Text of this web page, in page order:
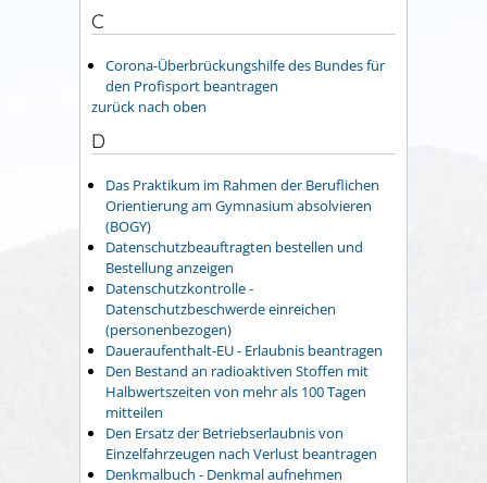
C
Corona-Überbrückungshilfe des Bundes für
den Profisport beantragen
zurück nach oben
D
Das Praktikum im Rahmen der Beruflichen
Orientierung am Gymnasium absolvieren
(BOGY)
Datenschutzbeauftragten bestellen und
Bestellung anzeigen
Datenschutzkontrolle -
Datenschutzbeschwerde einreichen
(personenbezogen)
Daueraufenthalt-EU - Erlaubnis beantragen
Den Bestand an radioaktiven Stoffen mit
Halbwertszeiten von mehr als 100 Tagen
mitteilen
Den Ersatz der Betriebserlaubnis von
Einzelfahrzeugen nach Verlust beantragen
Denkmalbuch - Denkmal aufnehmen